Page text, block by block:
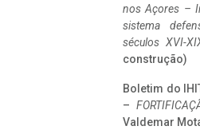
nos Açores –
sistema
séculos XVI-
construção)
Boletim do
–
Valdemar